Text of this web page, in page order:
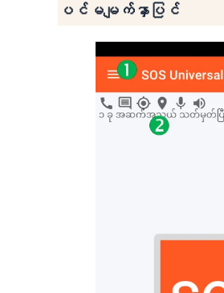
ပင်မမျက်နှာပြင်